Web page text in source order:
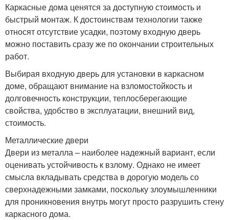
Каркасные дома ценятся за доступную стоимость и
быстрый монтаж. К достоинствам технологии также
относят отсутствие усадки, поэтому входную дверь
можно поставить сразу же по окончании строительных
работ.
Выбирая входную дверь для установки в каркасном
доме, обращают внимание на взломостойкость и
долговечность конструкции, теплосберегающие
свойства, удобство в эксплуатации, внешний вид,
стоимость.
Металлические двери
Двери из металла – наиболее надежный вариант, если
оценивать устойчивость к взлому. Однако не имеет
смысла вкладывать средства в дорогую модель со
сверхнадежными замками, поскольку злоумышленники
для проникновения внутрь могут просто разрушить стену
каркасного дома.